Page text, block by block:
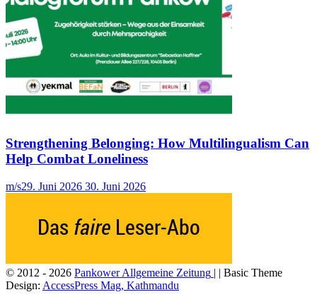
Strengthening Belonging: How Multilingualism Can
Help Combat Loneliness
m/s29. Juni 2026 30. Juni 2026
© 2012 - 2026 Pankower Allgemeine Zeitung | | Basic Theme
Design: AccessPress Mag, Kathmandu